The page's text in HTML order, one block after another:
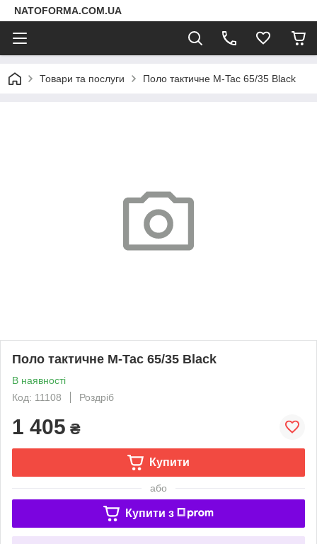
NATOFORMA.COM.UA
Товари та послуги Поло тактичне M-Tac 65/35 Black
Поло тактичне M-Tac 65/35 Black
В наявності
Код: 11108
Роздріб
1 405 ₴
Купити
або
Купити з